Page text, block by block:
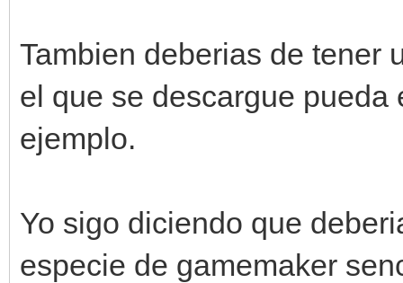
Tambien deberias de tener
el que se descargue
ejemplo.
Yo sigo diciendo que
especie de gamemaker